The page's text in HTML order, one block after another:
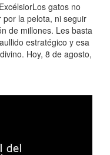
gatos no
la pelota, ni seguir
de millones. Les basta
estratégico y esa
Hoy, 8 de agosto,